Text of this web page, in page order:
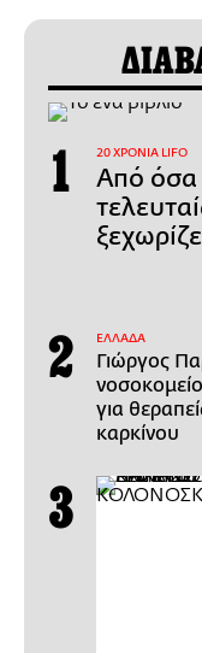
20 ΧΡΟΝΙΑ LIFO
Από όσα
ΕΛΛΑΔΑ
Γιώργος
για
καρκίνου